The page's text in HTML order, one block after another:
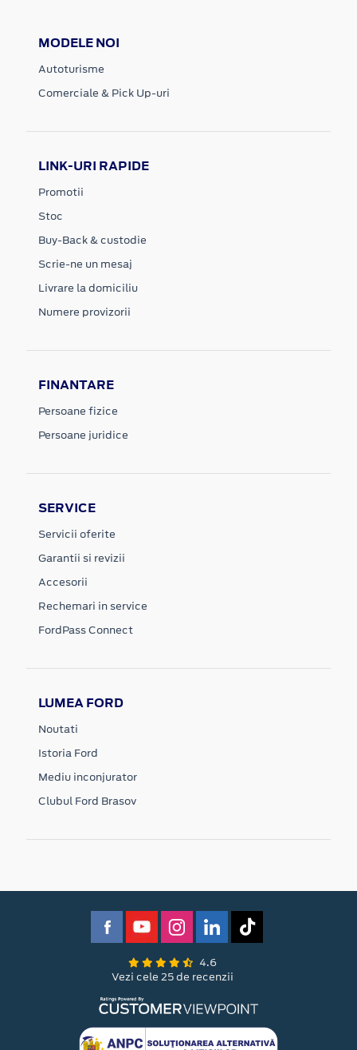
MODELE NOI
Autoturisme
Comerciale & Pick Up-uri
LINK-URI RAPIDE
Promotii
Stoc
Buy-Back & custodie
Scrie-ne un mesaj
Livrare la domiciliu
Numere provizorii
FINANTARE
Persoane fizice
Persoane juridice
SERVICE
Servicii oferite
Garantii si revizii
Accesorii
Rechemari in service
FordPass Connect
LUMEA FORD
Noutati
Istoria Ford
Mediu inconjurator
Clubul Ford Brasov
4.6
Vezi cele 25 de recenzii